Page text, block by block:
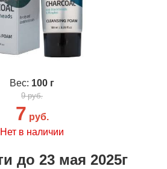
Вес: 100 г
9 руб.
7 руб.
Нет в наличии
до 23 мая 2025г